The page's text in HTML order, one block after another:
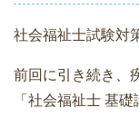
社会福祉士試験対
前回に引き続き、
「社会福祉士 基